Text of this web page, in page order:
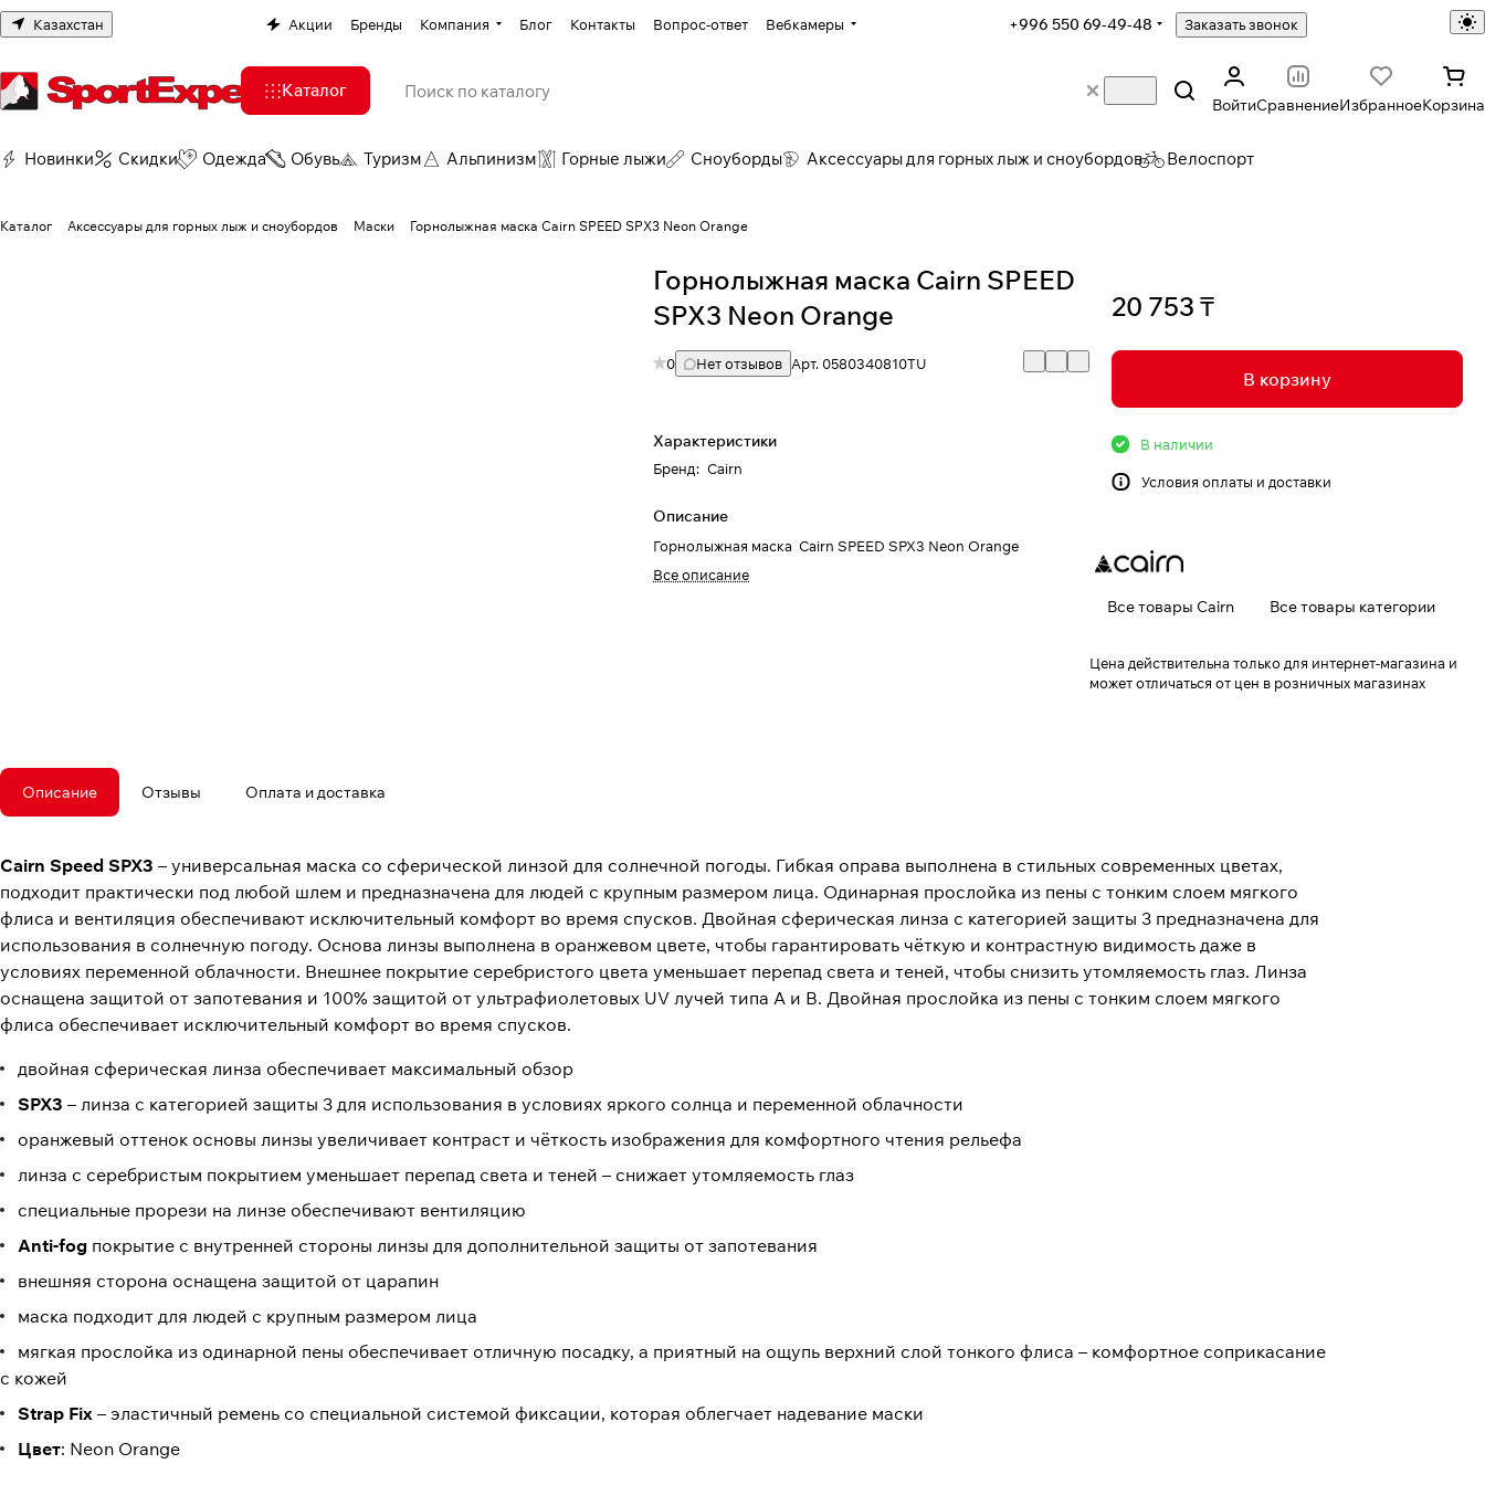
Казахстан Акции Бренды Компания Блог Контакты Вопрос-ответ Вебкамеры +996 550 69-49-48 Заказать звонок
Каталог
ВойтиСравнениеИзбранноеКорзина
Новинки Скидки Одежда Обувь Туризм Альпинизм Горные лыжи Сноуборды Аксессуары для горных лыж и сноубордов Велоспорт
Каталог Аксессуары для горных лыж и сноубордов Маски Горнолыжная маска Cairn SPEED SPX3 Neon Orange
Горнолыжная маска Cairn SPEED
SPX3 Neon Orange
0 Нет отзывов Арт. 0580340810TU
Характеристики
Бренд: Cairn
Описание
Горнолыжная маска Cairn SPEED SPX3 Neon Orange
Все описание
20 753 ₸
В корзину
В наличии
Условия оплаты и доставки
Все товары Cairn Все товары категории
Цена действительна только для интернет-магазина и
может отличаться от цен в розничных магазинах
Описание Отзывы Оплата и доставка
Cairn Speed SPX3 – универсальная маска со сферической линзой для солнечной погоды. Гибкая оправа выполнена в стильных современных цветах,
подходит практически под любой шлем и предназначена для людей с крупным размером лица. Одинарная прослойка из пены с тонким слоем мягкого
флиса и вентиляция обеспечивают исключительный комфорт во время спусков. Двойная сферическая линза с категорией защиты 3 предназначена для
использования в солнечную погоду. Основа линзы выполнена в оранжевом цвете, чтобы гарантировать чёткую и контрастную видимость даже в
условиях переменной облачности. Внешнее покрытие серебристого цвета уменьшает перепад света и теней, чтобы снизить утомляемость глаз. Линза
оснащена защитой от запотевания и 100% защитой от ультрафиолетовых UV лучей типа A и B. Двойная прослойка из пены с тонким слоем мягкого
флиса обеспечивает исключительный комфорт во время спусков.
двойная сферическая линза обеспечивает максимальный обзор
SPX3 – линза с категорией защиты 3 для использования в условиях яркого солнца и переменной облачности
оранжевый оттенок основы линзы увеличивает контраст и чёткость изображения для комфортного чтения рельефа
линза с серебристым покрытием уменьшает перепад света и теней – снижает утомляемость глаз
специальные прорези на линзе обеспечивают вентиляцию
Anti-fog покрытие с внутренней стороны линзы для дополнительной защиты от запотевания
внешняя сторона оснащена защитой от царапин
маска подходит для людей с крупным размером лица
мягкая прослойка из одинарной пены обеспечивает отличную посадку, а приятный на ощупь верхний слой тонкого флиса – комфортное соприкасание
с кожей
Strap Fix – эластичный ремень со специальной системой фиксации, которая облегчает надевание маски
Цвет: Neon Orange